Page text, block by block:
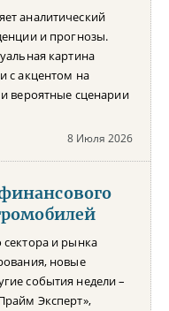
аналитический
и прогнозы.
картина
с акцентом на
вероятные сценарии
8 Июля 2026
и рынка
новые
события недели –
Эксперт»,